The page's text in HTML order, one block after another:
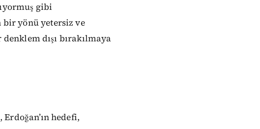
gibi
yönü yetersiz ve
dışı bırakılmaya
hedefi,